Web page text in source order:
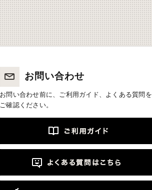
お問い合わせ
お問い合わせ前に、ご利用ガイド、よくある質問を
ご確認ください。